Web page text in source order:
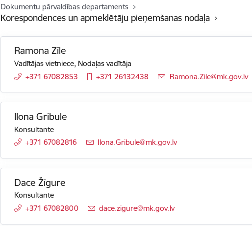
Dokumentu pārvaldības departaments
Korespondences un apmeklētāju pieņemšanas nodaļa
Ramona Zīle
Vadītājas vietniece, Nodaļas vadītāja
+371 67082853
+371 26132438 E-pasts:
Ramona.Zile@mk.gov.lv
Ilona Gribule
Konsultante
+371 67082816
E-pasts:
Ilona.Gribule@mk.gov.lv
Dace Žīgure
Konsultante
+371 67082800
E-pasts:
dace.zigure@mk.gov.lv